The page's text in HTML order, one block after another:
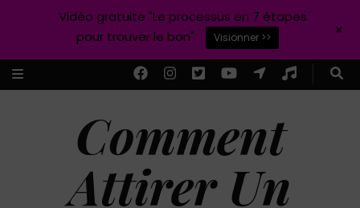
Comment
Attirer Un
Vidéo gratuite "Le processus en 7 étapes
pour trouver le bon"
Visionner >> +